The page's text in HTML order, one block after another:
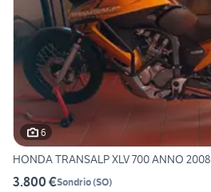
6
HONDA TRANSALP XLV 700 ANNO 2008
3.800 €Sondrio(SO)